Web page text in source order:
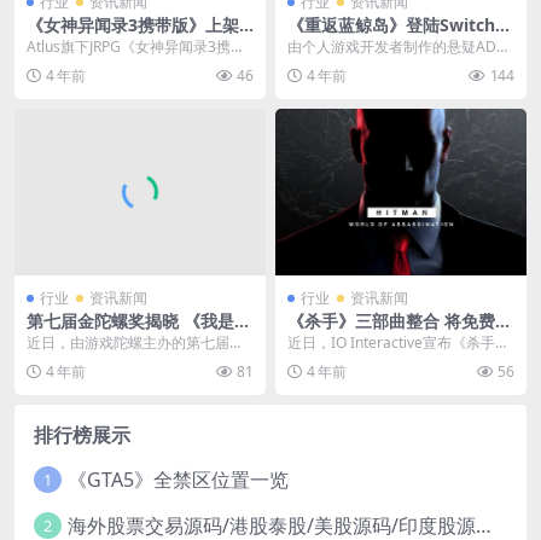
《女神异闻录3携带版》上架S
team 2023年1月19日发售
Atlus旗下JRPG《女神异闻录3携带
版》现已上架Steam页面，将于20
23...4 年前 46
《重返蓝鲸岛》登陆Switch平
台 剧情实现全语音设定
由个人游戏开发者制作的悬疑ADV
《重返蓝鲸岛》曾于2020年登陆St
eam平台，...
4 年前 144
行业 资讯新闻
第七届金陀螺奖揭晓 《我是大
东家》获优秀文化传承奖
近日，由游戏陀螺主办的第七届金
陀螺奖颁奖典礼正式公布了获奖名
单。益世界旗下模拟经...
4 年前 81
行业 资讯新闻
《杀手》三部曲整合 将免费升
级为《杀手暗杀世界》
近日，IO Interactive宣布《杀手
3》将于1月26日免费升级为《杀手
暗...4 年前 56
排行榜展示
1 《GTA5》全禁区位置一览
2 海外股票交易源码/港股泰股/美股源码/印度股源码/马拉西亚股票源码/国际股票配资